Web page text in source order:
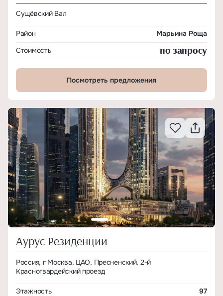
Сущёвский Вал
Район
Марьина Роща
Стоимость
по запросу
Посмотреть предложения
Аурус Резиденции
Россия, г Москва, ЦАО, Пресненский, 2-й
Красногвардейский проезд
Этажность
97